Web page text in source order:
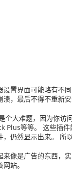
置界面可能略有不
，最后不得不重新安
个大难题，因为你访
等等。 这些插件
仍然显示出来。 所
像是广告的东西，
站。